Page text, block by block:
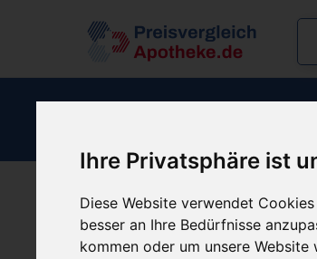
Ihre Privatsphäre ist
Diese Website verwendet
besser an Ihre Bedürfnisse
kommen oder um unsere